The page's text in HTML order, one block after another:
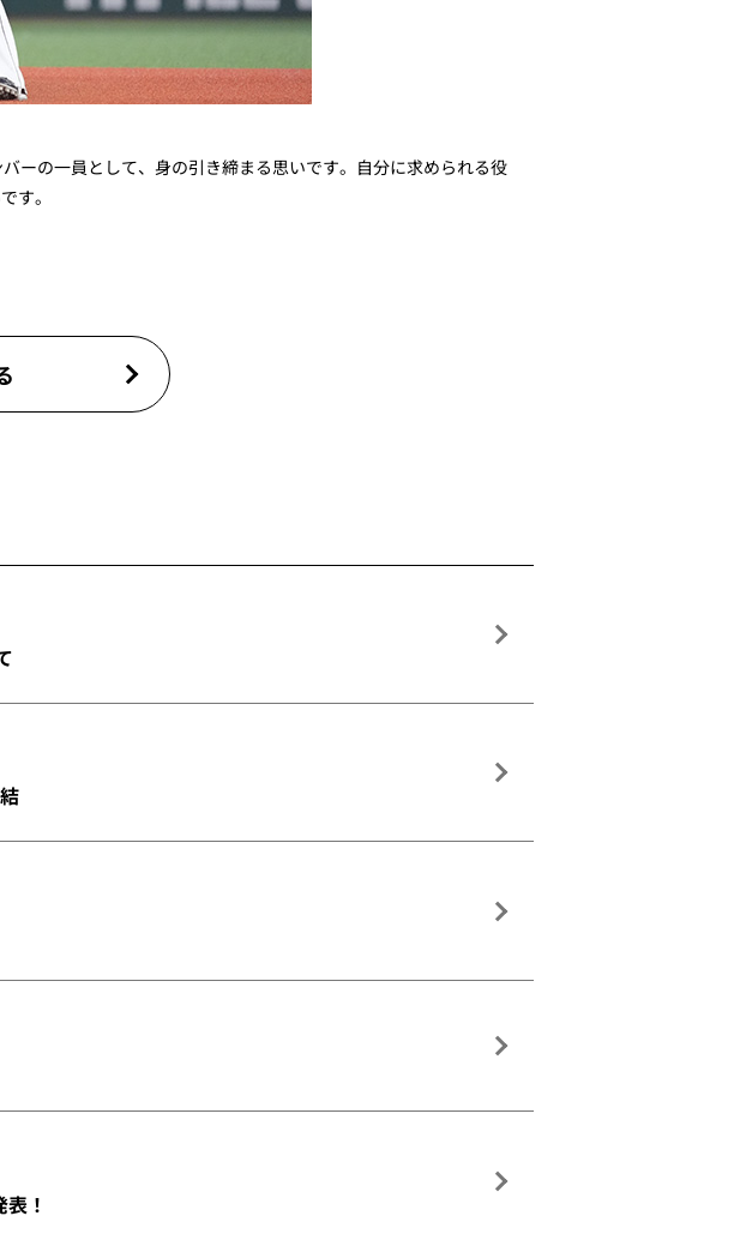
ーの一員として、身の引き締まる思いです。自分に求められる役
す。
！